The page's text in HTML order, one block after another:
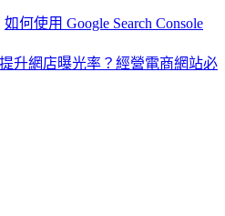
如何使用 Google Search Console
升網店曝光率？經營電商網站必